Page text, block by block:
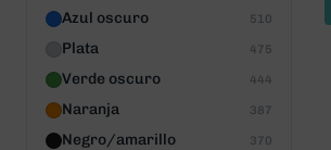
Azul oscuro 510
Plata 475
Verde oscuro 444
Naranja 387
Negro/amarillo 370